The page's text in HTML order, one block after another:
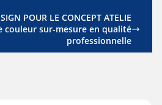
POUR LE CONCEPT ATELIE
couleur sur-mesure en qualité
professionnelle